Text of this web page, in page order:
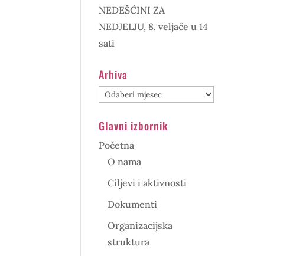
NEDEŠĆINI ZA
NEDJELJU, 8. veljače u 14
sati
Arhiva
Arhiva
Glavni izbornik
Početna
O nama
Ciljevi i aktivnosti
Dokumenti
Organizacijska
struktura